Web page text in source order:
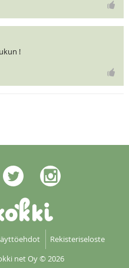
!
Rekisteriseloste
net Oy© 2026